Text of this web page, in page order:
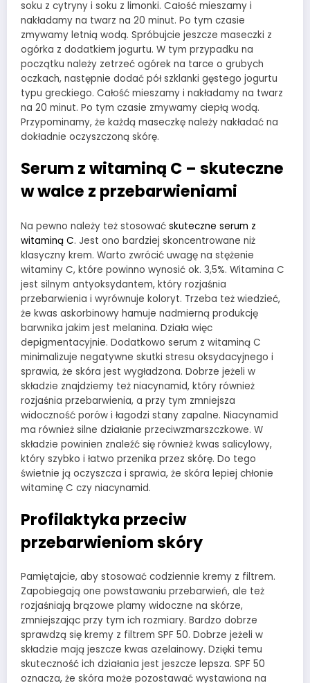
soku z cytryny i soku z limonki. Całość mieszamy i
nakładamy na twarz na 20 minut. Po tym czasie
zmywamy letnią wodą. Spróbujcie jeszcze maseczki z
ogórka z dodatkiem jogurtu. W tym przypadku na
początku należy zetrzeć ogórek na tarce o grubych
oczkach, następnie dodać pół szklanki gęstego jogurtu
typu greckiego. Całość mieszamy i nakładamy na twarz
na 20 minut. Po tym czasie zmywamy ciepłą wodą.
Przypominamy, że każdą maseczkę należy nakładać na
dokładnie oczyszczoną skórę.
Serum z witaminą C – skuteczne
w walce z przebarwieniami
Na pewno należy też stosować skuteczne serum z
witaminą C. Jest ono bardziej skoncentrowane niż
klasyczny krem. Warto zwrócić uwagę na stężenie
witaminy C, które powinno wynosić ok. 3,5%. Witamina C
jest silnym antyoksydantem, który rozjaśnia
przebarwienia i wyrównuje koloryt. Trzeba też wiedzieć,
że kwas askorbinowy hamuje nadmierną produkcję
barwnika jakim jest melanina. Działa więc
depigmentacyjnie. Dodatkowo serum z witaminą C
minimalizuje negatywne skutki stresu oksydacyjnego i
sprawia, że skóra jest wygładzona. Dobrze jeżeli w
składzie znajdziemy też niacynamid, który również
rozjaśnia przebarwienia, a przy tym zmniejsza
widoczność porów i łagodzi stany zapalne. Niacynamid
ma również silne działanie przeciwzmarszczkowe. W
składzie powinien znaleźć się również kwas salicylowy,
który szybko i łatwo przenika przez skórę. Do tego
świetnie ją oczyszcza i sprawia, że skóra lepiej chłonie
witaminę C czy niacynamid.
Profilaktyka przeciw
przebarwieniom skóry
Pamiętajcie, aby stosować codziennie kremy z filtrem.
Zapobiegają one powstawaniu przebarwień, ale też
rozjaśniają brązowe plamy widoczne na skórze,
zmniejszając przy tym ich rozmiary. Bardzo dobrze
sprawdzą się kremy z filtrem SPF 50. Dobrze jeżeli w
składzie mają jeszcze kwas azelainowy. Dzięki temu
skuteczność ich działania jest jeszcze lepsza. SPF 50
oznacza, że skóra może pozostawać wystawiona na